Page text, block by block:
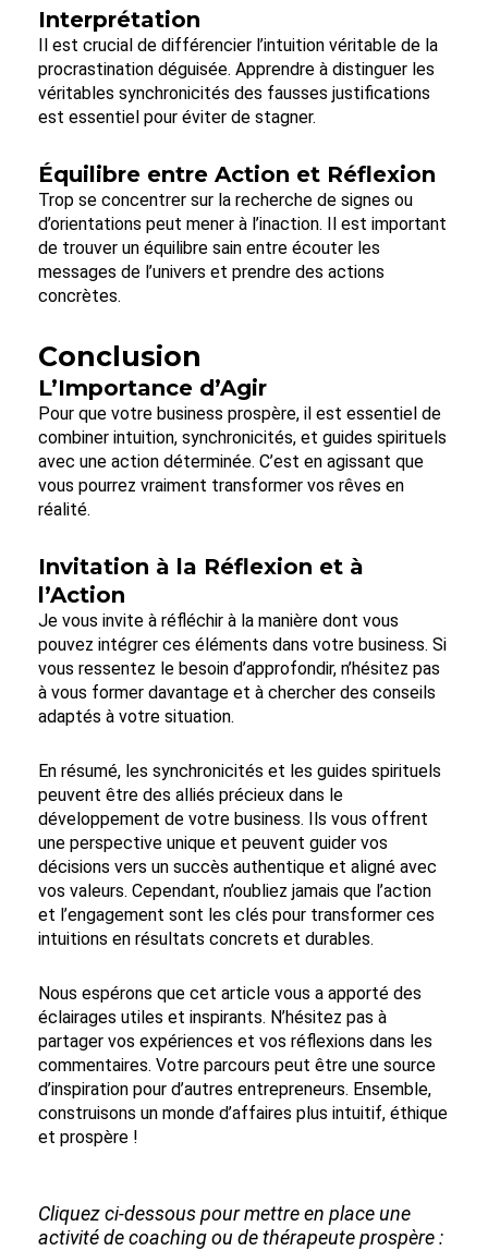
Interprétation
Il est crucial de différencier l’intuition véritable de la
procrastination déguisée. Apprendre à distinguer les
véritables synchronicités des fausses justifications
est essentiel pour éviter de stagner.
Équilibre entre Action et Réflexion
Trop se concentrer sur la recherche de signes ou
d’orientations peut mener à l’inaction. Il est important
de trouver un équilibre sain entre écouter les
messages de l’univers et prendre des actions
concrètes.
Conclusion
L’Importance d’Agir
Pour que votre business prospère, il est essentiel de
combiner intuition, synchronicités, et guides spirituels
avec une action déterminée. C’est en agissant que
vous pourrez vraiment transformer vos rêves en
réalité.
Invitation à la Réflexion et à
l’Action
Je vous invite à réfléchir à la manière dont vous
pouvez intégrer ces éléments dans votre business. Si
vous ressentez le besoin d’approfondir, n’hésitez pas
à vous former davantage et à chercher des conseils
adaptés à votre situation.
En résumé, les synchronicités et les guides spirituels
peuvent être des alliés précieux dans le
développement de votre business. Ils vous offrent
une perspective unique et peuvent guider vos
décisions vers un succès authentique et aligné avec
vos valeurs. Cependant, n’oubliez jamais que l’action
et l’engagement sont les clés pour transformer ces
intuitions en résultats concrets et durables.
Nous espérons que cet article vous a apporté des
éclairages utiles et inspirants. N’hésitez pas à
partager vos expériences et vos réflexions dans les
commentaires. Votre parcours peut être une source
d’inspiration pour d’autres entrepreneurs. Ensemble,
construisons un monde d’affaires plus intuitif, éthique
et prospère !
Cliquez ci-dessous pour mettre en place une
activité de coaching ou de thérapeute prospère :